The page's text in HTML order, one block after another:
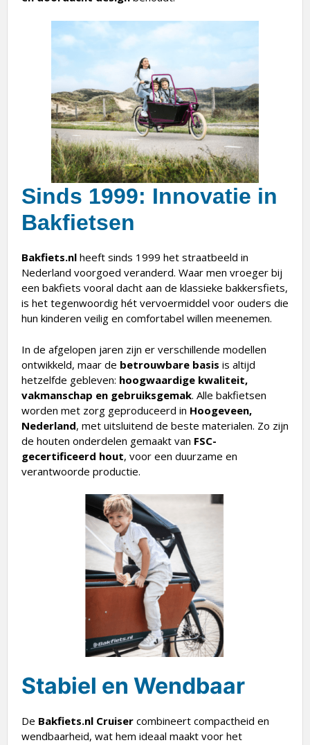
Sinds 1999: Innovatie in
Bakfietsen
Nederland voorgoed veranderd. Waar men vroeger bij
een bakfiets vooral dacht aan de klassieke bakkersfiets,
is het tegenwoordig hét vervoermiddel voor ouders die
hun kinderen veilig en comfortabel willen meenemen.
ontwikkeld, maar debetrouwbare basis is altijd
hetzelfde gebleven: hoogwaardige kwaliteit,
vakmanschap en gebruiksgemak. Alle bakfietsen
worden met zorg geproduceerd inHoogeveen,
Nederland, met uitsluitend de beste materialen. Zo zijn
de houten onderdelen gemaakt vanFSC-
gecertificeerd hout, voor een duurzame en
verantwoorde productie.
Stabiel en Wendbaar
wendbaarheid, wat hem ideaal maakt voor het
stadsleven. Door het doordachte ontwerp en de